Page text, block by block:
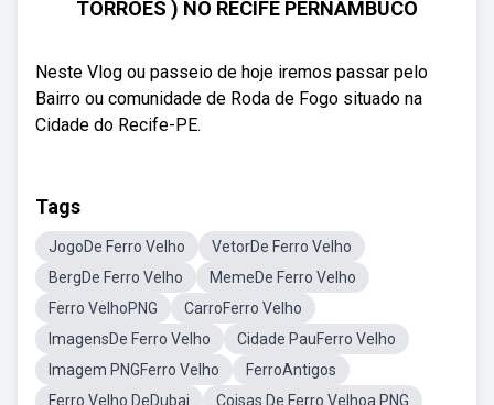
TORRÕES ) NO RECIFE PERNAMBUCO
Neste Vlog ou passeio de hoje iremos passar pelo
Bairro ou comunidade de Roda de Fogo situado na
Cidade do Recife-PE.
Tags
JogoDe Ferro Velho
VetorDe Ferro Velho
BergDe Ferro Velho
MemeDe Ferro Velho
Ferro VelhoPNG
CarroFerro Velho
ImagensDe Ferro Velho
Cidade PauFerro Velho
Imagem PNGFerro Velho
FerroAntigos
Ferro Velho DeDubai
Coisas De Ferro Velhoa PNG